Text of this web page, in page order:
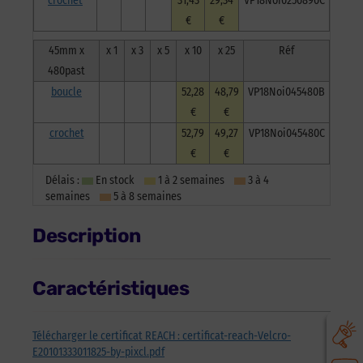
€
€
45mm x
480past
x 1 x 3 x 5 x 10 x 25 Réf
boucle
52,28
€
48,79
€
VP18Noi045480B
crochet
52,79
€
49,27
€
VP18Noi045480C
Délais : En stock 1 à 2 semaines
3 à 4
semaines
5 à 8 semaines
Description
Caractéristiques
Télécharger le certificat REACH : certificat-reach-Velcro-
E20101333011825-by-pixcl.pdf